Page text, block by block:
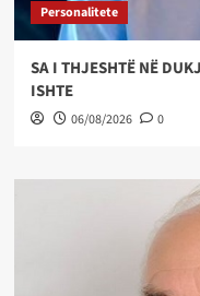
Personalitete
SA I THJESHTË NË
ISHTE
06/08/2026 0